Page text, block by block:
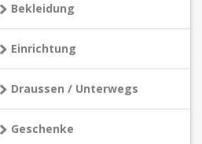
Bekleidung
Einrichtung
Draussen / Unterwegs
Geschenke